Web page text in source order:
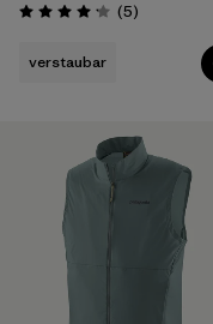
Bewertung: 4.2 / 5
(5Rezensionen
)
verstaubar